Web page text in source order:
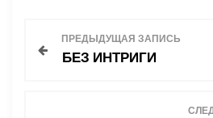
ПРЕДЫДУЩАЯ ЗАПИСЬ
БЕЗ ИНТРИГИ